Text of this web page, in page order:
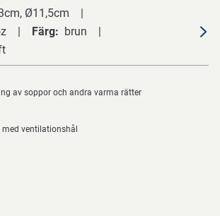
Ø11,5cm
Färg
brun
av soppor och andra varma rätter
ventilationshål